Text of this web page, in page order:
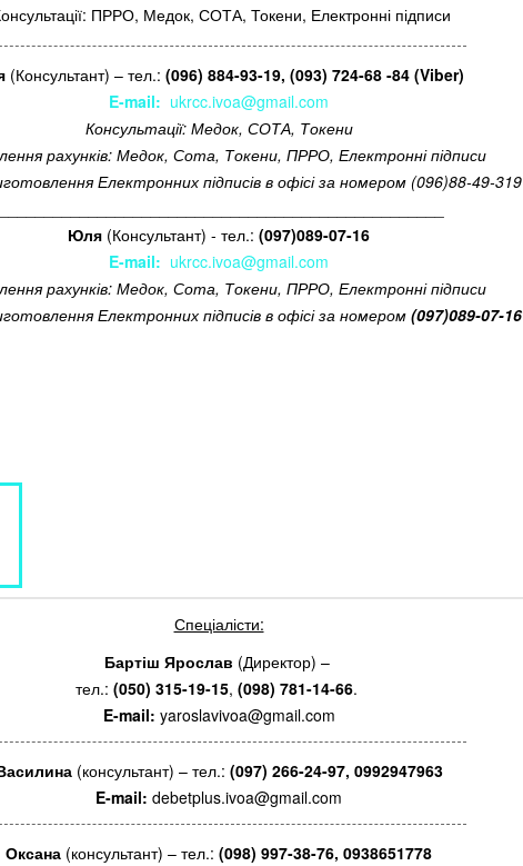
ПРРО, Медок, СОТА, Токени, Електронні підписи
(Консультант) – тел.: (096) 884-93-19, (093) 724-68 -84 (Viber)
E-mail: ukrcc.ivoa@gmail.com
Консультації: Медок, СОТА, Токени
рахунків: Медок, Сота, Токени, ПРРО, Електронні підписи
Електронних підписів в офісі за номером (096)88-49-319
Юля (Консультант) - тел.: (097)089-07-16
E-mail: ukrcc.ivoa@gmail.com
рахунків: Медок, Сота, Токени, ПРРО, Електронні підписи
Електронних підписів в офісі за номером (097)089-07-16
Спеціалісти:
Бартіш Ярослав (Директор) –
тел.: (050) 315-19-15, (098) 781-14-66.
E-mail: yaroslavivoa@gmail.com
(консультант) – тел.: (097) 266-24-97, 0992947963
E-mail: debetplus.ivoa@gmail.com
Оксана (консультант) – тел.: (098) 997-38-76, 0938651778